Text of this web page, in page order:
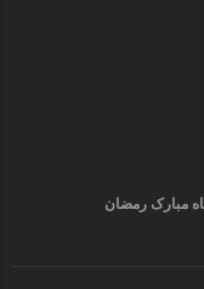
مبارک رمضان